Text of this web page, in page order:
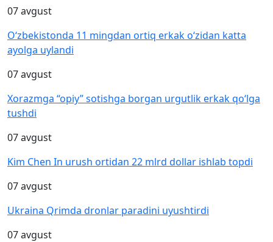
07 avgust
O‘zbekistonda 11 mingdan ortiq erkak o‘zidan katta
ayolga uylandi
07 avgust
Xorazmga “opiy” sotishga borgan urgutlik erkak qo‘lga
tushdi
07 avgust
Kim Chen In urush ortidan 22 mlrd dollar ishlab topdi
07 avgust
Ukraina Qrimda dronlar paradini uyushtirdi
07 avgust